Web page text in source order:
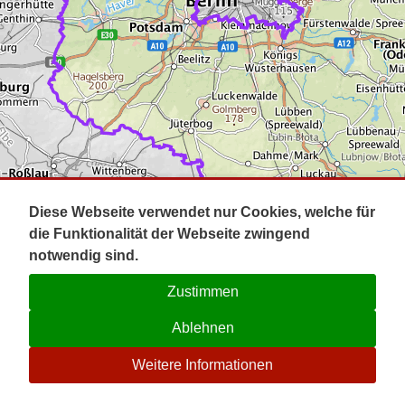
Impressum
Kontakt
☉
Diese Webseite verwendet nur Cookies, welche für
die Funktionalität der Webseite zwingend
notwendig sind.
Zustimmen
Ablehnen
Weitere Informationen